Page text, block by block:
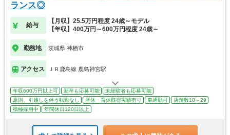
ランス◎
給与
【月収】25.5万円程度 24歳～モデル
【年収】400万円～600万円程度 24歳～
勤務地 茨城県 神栖市
アクセス ＪＲ鹿島線 鹿島神宮駅
年収600万円以上可 新卒も応募可能
未経験者も応募可能
原則、引越しを伴う転勤なし
産休・育休取得実績有り 車通勤可
店舗数10～29
積極採用中
年間休日120日以上